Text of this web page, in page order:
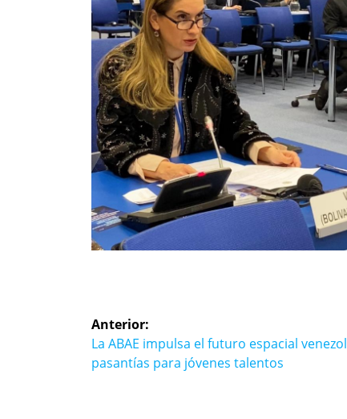
Navegación
de
entradas
Anterior:
Entrada
anterior:
La ABAE impulsa el futuro espacial
pasantías para jóvenes talentos